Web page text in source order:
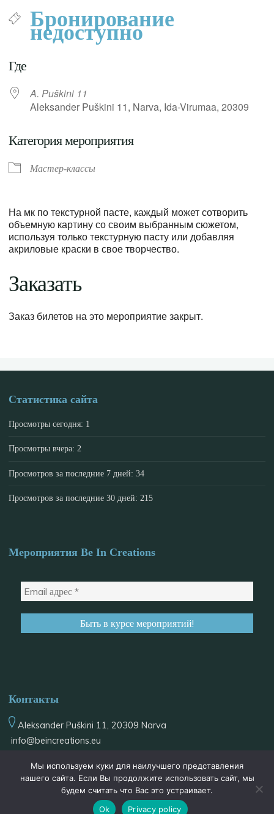
Бронирование
недоступно
Где
A. Puškini 11
Aleksander Puškini 11, Narva, Ida-Virumaa, 20309
Категория мероприятия
Мастер-классы
На мк по текстурной пасте, каждый может сотворить
объемную картину со своим выбранным сюжетом,
используя только текстурную пасту или добавляя
акриловые краски в свое творчество.
Заказать
Заказ билетов на это мероприятие закрыт.
Статистика сайта
Просмотры сегодня: 1
Просмотры вчера:2
Просмотров за последние 7 дней:34
Просмотров за последние 30 дней: 215
Мероприятия Be In Creations
Контакты
Aleksander Puškini 11, 20309 Narva
info@beincreations.eu
@be_in_creations
Мы используем куки для наилучшего представления
нашего сайта. Если Вы продолжите использовать сайт, мы
будем считать что Вас это устраивает.
Ok
Privacy policy